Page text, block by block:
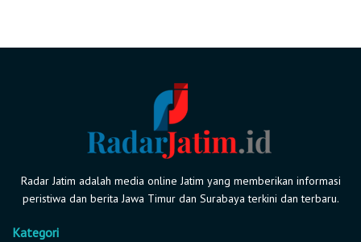
Radar Jatim adalah media online Jatim yang memberikan informasi
peristiwa dan berita Jawa Timur dan Surabaya terkini dan terbaru.
Kategori